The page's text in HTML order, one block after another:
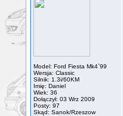
Model: Ford Fiesta Mk4`99
Wersja: Classic
Silnik: 1.3i/60KM
Imię: Daniel
Wiek: 36
Dołączył: 03 Wrz 2009
Posty: 97
Skąd: Sanok/Rzeszow